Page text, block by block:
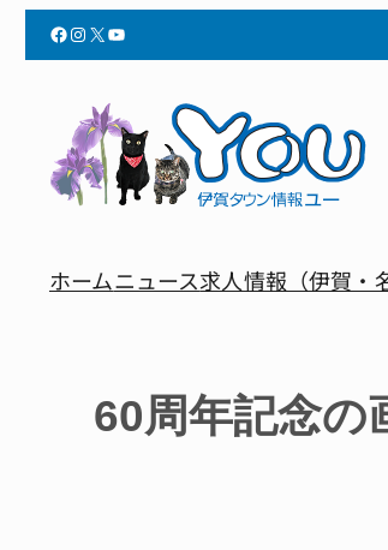
Facebook InstagramX YouTube
ホームニュース求人情報（伊賀・
60周年記念